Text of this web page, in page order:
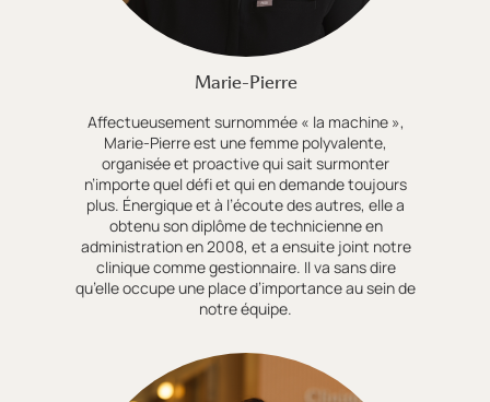
Marie-Pierre
Affectueusement surnommée « la machine »,
Marie-Pierre est une femme polyvalente,
organisée et proactive qui sait surmonter
n’importe quel défi et qui en demande toujours
plus. Énergique et à l’écoute des autres, elle a
obtenu son diplôme de technicienne en
administration en 2008, et a ensuite joint notre
clinique comme gestionnaire. Il va sans dire
qu’elle occupe une place d’importance au sein de
notre équipe.